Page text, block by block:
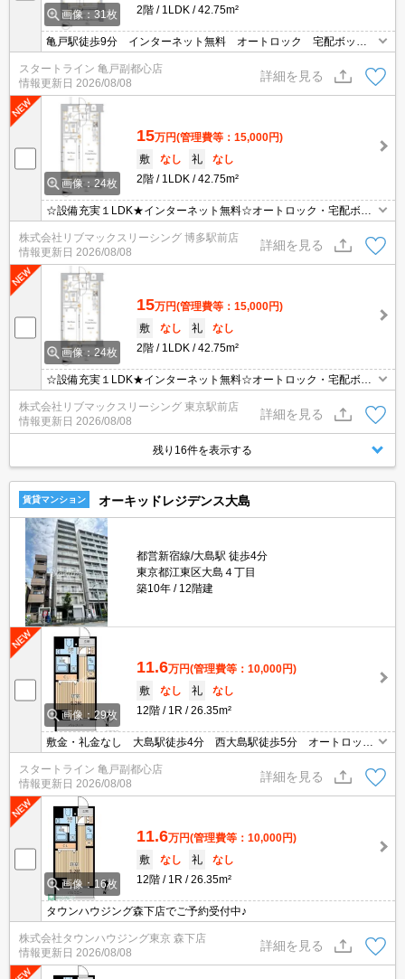
画像：31枚
2階
1LDK 42.75m²
亀戸駅徒歩9分 インターネット無料 オートロック 宅配ボック
ス 角部屋 独立洗面台 追焚 浴室乾燥機
スタートライン 亀戸副都心店
情報更新日 2026/08/08
詳細を見る
画像：24枚
15万円(管理費等：15,000円)
敷
なし 礼
なし
2階
1LDK 42.75m²
☆設備充実１LDK★インターネット無料☆オートロック・宅配ボッ
クス・TVモニターホン・ガス2口システムキッチン・追焚・浴室乾
燥機・温水洗浄便座あり♪
株式会社リブマックスリーシング 博多駅前店
情報更新日 2026/08/08
詳細を見る
画像：24枚
15万円(管理費等：15,000円)
敷
なし 礼
なし
2階
1LDK 42.75m²
☆設備充実１LDK★インターネット無料☆オートロック・宅配ボッ
クス・TVモニターホン・ガス2口システムキッチン・追焚・浴室乾
燥機・温水洗浄便座あり♪
株式会社リブマックスリーシング 東京駅前店
情報更新日 2026/08/08
詳細を見る
残り16件を表示する
賃貸マンション オーキッドレジデンス大島
都営新宿線/大島駅 徒歩4分
東京都江東区大島４丁目
築10年
12階建
画像：29枚
11.6万円(管理費等：10,000円)
敷
なし 礼
なし
12階
1R 26.35m²
敷金・礼金なし 大島駅徒歩4分 西大島駅徒歩5分 オートロッ
ク 宅配ボックス 独立洗面台 浴室乾燥機
スタートライン 亀戸副都心店
情報更新日 2026/08/08
詳細を見る
画像：16枚
11.6万円(管理費等：10,000円)
敷
なし 礼
なし
12階
1R 26.35m²
タウンハウジング森下店でご予約受付中♪
株式会社タウンハウジング東京 森下店
情報更新日 2026/08/08
詳細を見る